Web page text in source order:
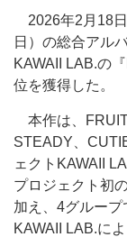
2026年2月18
日）の総合アル
KAWAII LAB.の
位を獲得した。
本作は、
STEADY、
ェクトKAWAII
プロジェクト初
加え、4グルー
KAWAII LAB.に